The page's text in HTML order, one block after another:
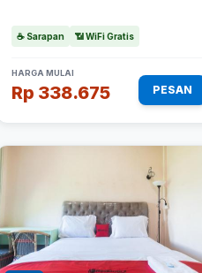
☕ Sarapan 📶 WiFi Gratis
HARGA MULAI
Rp 338.675 PESAN